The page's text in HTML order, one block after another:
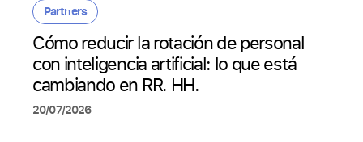
Partners
Cómo reducir la rotación de personal
con inteligencia artificial: lo que está
cambiando en RR. HH.
20/07/2026